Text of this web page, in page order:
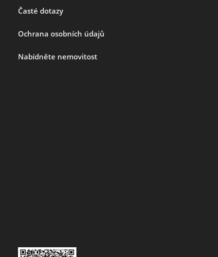
Časté dotazy
Ochrana osobních údajů
Nabídněte nemovitost